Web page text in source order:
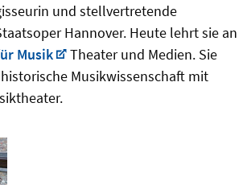
und stellvertretende
Hannover. Heute lehrt sie an
Musik
Theater und Medien. Sie
Musikwissenschaft mit